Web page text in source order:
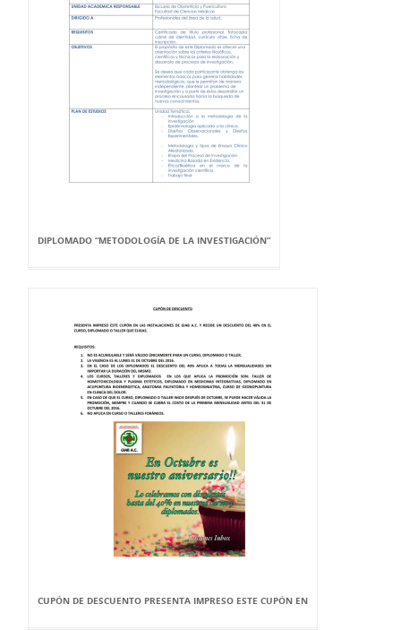
DIPLOMADO “METODOLOGÍA DE LA INVESTIGACIÓN”
CUPÓN DE DESCUENTO PRESENTA IMPRESO ESTE CUPÓN EN